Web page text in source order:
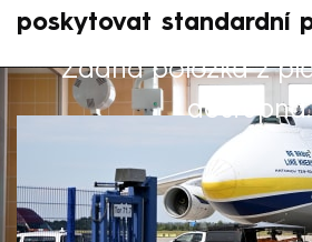
poskytovat standardní
Žádná položka z
dostupná.
Výběr redakce